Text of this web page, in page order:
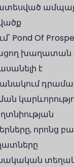
Pond Of
խաղատան
է
որոնց